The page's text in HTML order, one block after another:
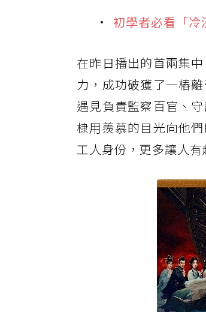
初學者必看「
在昨日播出的首兩集
力，成功破獲了一樁
遇見負責監察百官、
棣用羨慕的目光向他
工人身份，更多讓人